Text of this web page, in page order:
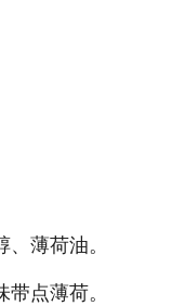
薄荷油。
点薄荷。